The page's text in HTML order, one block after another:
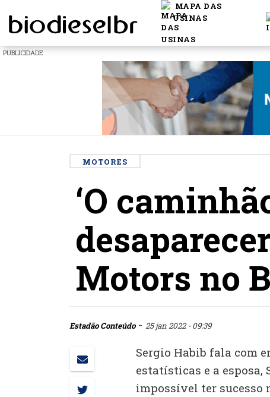
MAPA DAS
USINAS
PUBLICIDADE
MOTORES
‘O
Motors no
Estadão Conteúdo- 25 jan 2022 - 09:39
Sergio Habib fala com
estatísticas e a esposa,
impossível ter sucesso